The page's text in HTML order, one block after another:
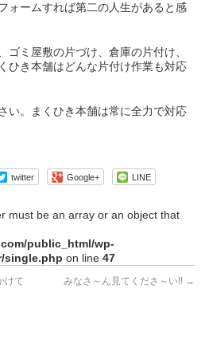
ォームすれば第二の人生があると感
ゴミ屋敷の片づけ、倉庫の片付け、
ひき本舗はどんな片付け作業も対応
い。まくひき本舗は常に全力で対応
twitter Google+ LINE
must be an array or an object that
public_html/wp-
single.php on line47
けて
みなさ～ん見てくださ～い!! →